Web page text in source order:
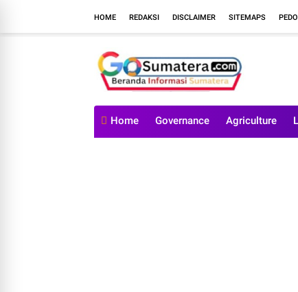
HOME REDAKSI DISCLAIMER SITEMAPS
Home Governance Agriculture